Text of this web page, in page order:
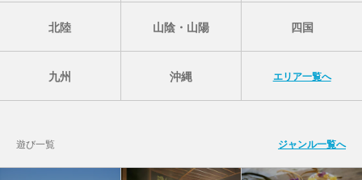
北陸 山陰・山陽 四国
九州 沖縄 エリア一覧へ
遊び一覧 ジャンル一覧へ